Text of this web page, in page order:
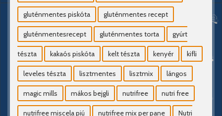
gluténmentes piskóta gluténmentes recept
gluténmentesrecept gluténmentes torta gyúrt
tészta kakaós piskóta kelt tészta kenyér kifli
leveles tészta lisztmentes lisztmix lángos
magic mills mákos bejgli nutrifree nutri free
nutrifree miscela piú nutrifree mix per pane Nutri